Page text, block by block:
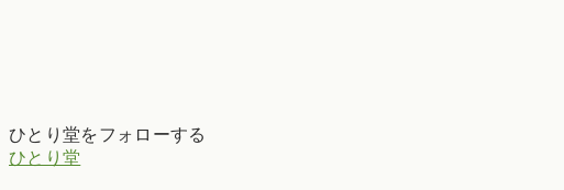
ひとり堂をフォローする
ひとり堂